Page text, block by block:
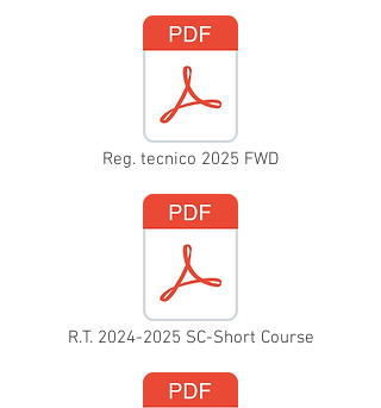
Reg. tecnico 2025 FWD
R.T. 2024-2025 SC-Short Course